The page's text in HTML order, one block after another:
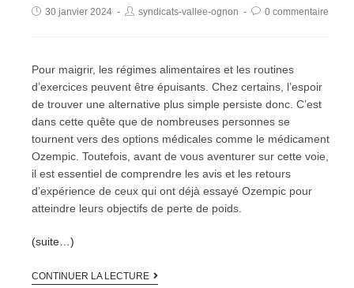
30 janvier 2024 syndicats-vallee-ognon 0 commentaire
Pour maigrir, les régimes alimentaires et les routines
d’exercices peuvent être épuisants. Chez certains, l’espoir
de trouver une alternative plus simple persiste donc. C’est
dans cette quête que de nombreuses personnes se
tournent vers des options médicales comme le médicament
Ozempic. Toutefois, avant de vous aventurer sur cette voie,
il est essentiel de comprendre les avis et les retours
d’expérience de ceux qui ont déjà essayé Ozempic pour
atteindre leurs objectifs de perte de poids.
(suite…)
CONTINUER LA LECTURE